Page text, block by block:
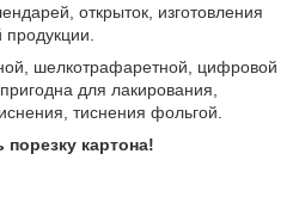
открыток, изготовления
шелкотрафаретной, цифровой
для лакирования,
тиснения фольгой.
картона!